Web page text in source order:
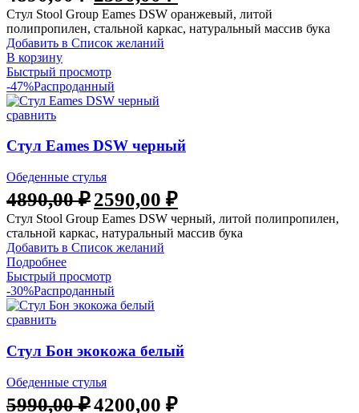
Стул Stool Group Eames DSW оранжевый, литой
полипропилен, стальной каркас, натуральный массив бука
Добавить в Список желаний
В корзину
Быстрый просмотр
-47%Распроданный
сравнить
Стул Eames DSW черный
Обеденные стулья
4890,00₽2590,00 ₽
Стул Stool Group Eames DSW черный, литой полипропилен,
стальной каркас, натуральный массив бука
Добавить в Список желаний
Подробнее
Быстрый просмотр
-30%Распроданный
сравнить
Стул Бон экокожа белый
Обеденные стулья
5990,00₽4200,00 ₽